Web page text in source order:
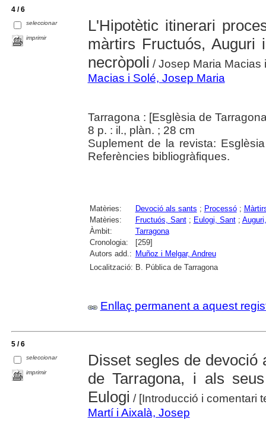
4 / 6
seleccionar
imprimir
L'Hipotètic itinerari
màrtirs Fructuós,
necròpoli / Josep Maria Macias
Macias i Solé, Josep Maria
Tarragona : [Esglèsia de
8 p. : il., plàn. ; 28 cm
Suplement de la revista:
Referències bibliogràfiques.
Matèries: Devoció als sants ; Processó;
Matèries:
Fructuós, Sant; Eulogi, Sant;
Àmbit:
Tarragona
Cronologia:
[259]
Autors add.: Muñoz i Melgar, Andreu
Localització: B. Pública de Tarragona
Enllaç permanent a aquest
5 / 6
seleccionar
imprimir
Disset segles de
de Tarragona, i als
Eulogi / [Introducció i comentari
Martí i Aixalà, Josep